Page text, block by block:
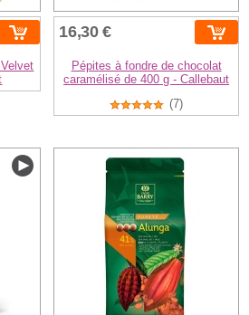
16,30 €
Pépites à fondre de chocolat
caramélisé de 400 g - Callebaut
(7)